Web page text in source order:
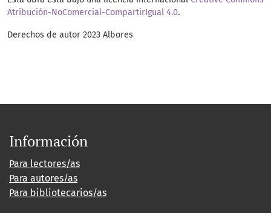
Atribución-NoComercial-CompartirIgual 4.0.
Derechos de autor 2023 Albores
Información
Para lectores/as
Para autores/as
Para bibliotecarios/as